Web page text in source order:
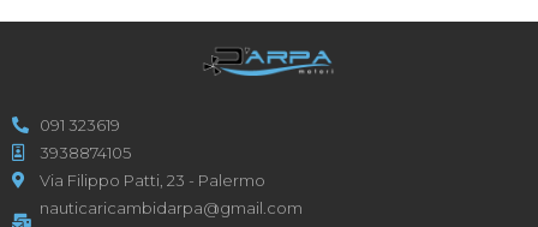
091 323619
3938874105
Via Filippo Patti, 23 - Palermo
nauticaricambidarpa@gmail.com